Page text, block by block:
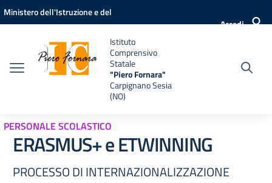
Vai ai contenuti
Vai al menu di navigazione
Vai al footer
Ministero dell'Istruzione e del
Accedi
Istituto
Comprensivo
Statale
"Piero Fornara"
Carpignano Sesia
(NO)
PERSONALE SCOLASTICO
ERASMUS+ e ETWINNING
PROCESSO DI INTERNAZIONALIZZAZIONE